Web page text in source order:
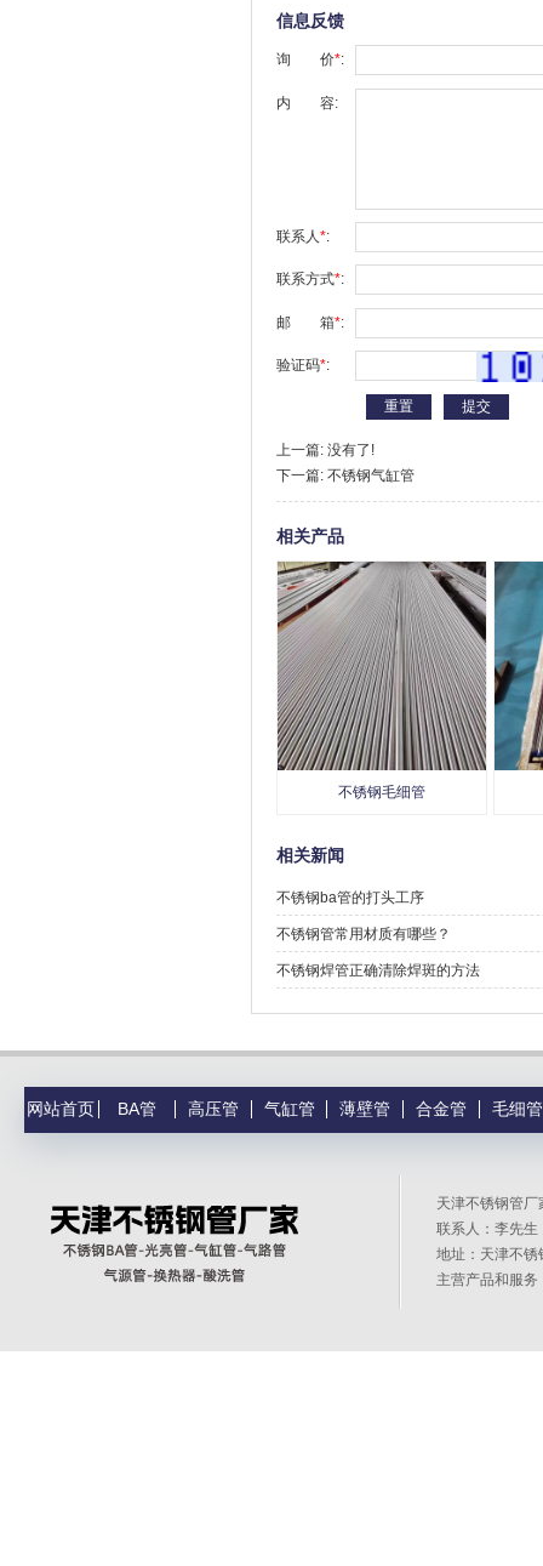
信息反馈
询 价*:
内 容:
联系人*:
联系方式*:
邮 箱*:
验证码*:
上一篇: 没有了!
下一篇:不锈钢气缸管
相关产品
不锈钢毛细管
相关新闻
不锈钢ba管的打头工序
不锈钢管常用材质有哪些？
不锈钢焊管正确清除焊斑的方法
网站首页 BA管 高压管 气缸管 薄壁管 合金管 毛细管
天津不锈钢
联系人：李先
地址：天津不
主营产品和服务